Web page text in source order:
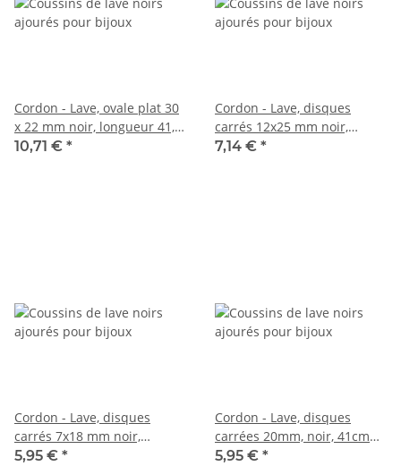
Cordon - Lave, ovale plat 30
x 22 mm noir, longueur 41,5
cm /5115
10,71 € *
Cordon - Lave, disques
carrés 12x25 mm noir,
longueur 39,5 cm /5065
7,14 € *
Cordon - Lave, disques
carrés 7x18 mm noir,
longueur 41,5 cm /R308
5,95 € *
Cordon - Lave, disques
carrées 20mm, noir, 41cm
/5128
5,95 € *